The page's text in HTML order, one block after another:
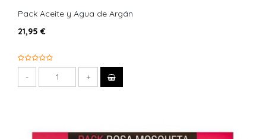
Pack Aceite y Agua de Argán
21,95 €